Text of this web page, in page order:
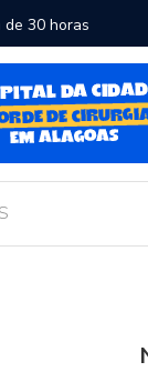
da rede